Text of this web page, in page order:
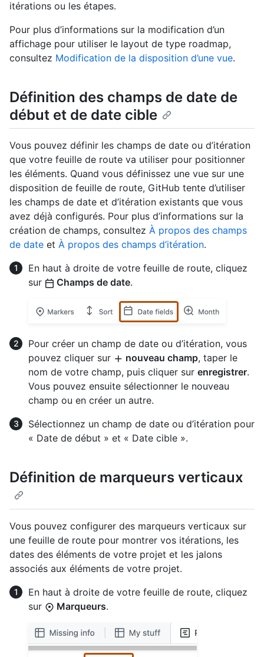
itérations ou les étapes.
Pour plus d’informations sur la modification d’un
affichage pour utiliser le layout de type roadmap,
consultez Modification de la disposition d’une vue.
Définition des champs de date de
début et de date cible
Vous pouvez définir les champs de date ou d’itération
que votre feuille de route va utiliser pour positionner
les éléments. Quand vous définissez une vue sur une
disposition de feuille de route, GitHub tente d’utiliser
les champs de date et d’itération existants que vous
avez déjà configurés. Pour plus d’informations sur la
création de champs, consultez À propos des champs
de date et À propos des champs d’itération.
En haut à droite de votre feuille de route, cliquez
sur
Champs de date.
Pour créer un champ de date ou d’itération, vous
pouvez cliquer sur
nouveau champ, taper le
nom de votre champ, puis cliquer sur enregistrer.
Vous pouvez ensuite sélectionner le nouveau
champ ou en créer un autre.
Sélectionnez un champ de date ou d’itération pour
« Date de début » et « Date cible ».
Définition de marqueurs verticaux
Vous pouvez configurer des marqueurs verticaux sur
une feuille de route pour montrer vos itérations, les
dates des éléments de votre projet et les jalons
associés aux éléments de votre projet.
En haut à droite de votre feuille de route, cliquez
sur
Marqueurs.